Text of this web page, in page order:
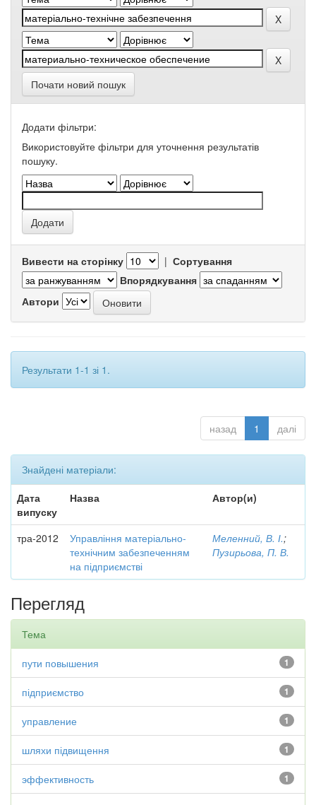
Почати новий пошук
Додати фільтри:
Використовуйте фільтри для уточнення результатів
пошуку.
Вивести на сторінку | Сортування
Впорядкування
Автори
Результати 1-1 зі 1.
назад 1 далі
Знайдені матеріали:
Дата
випуску
Назва Автор(и)
тра-2012
Управління матеріально-
технічним забезпеченням
на підприємстві
Меленний, В. І.;
Пузирьова, П. В.
Перегляд
Тема
1
пути повышения
1
підприємство
1
управление
1
шляхи підвищення
1
эффективность